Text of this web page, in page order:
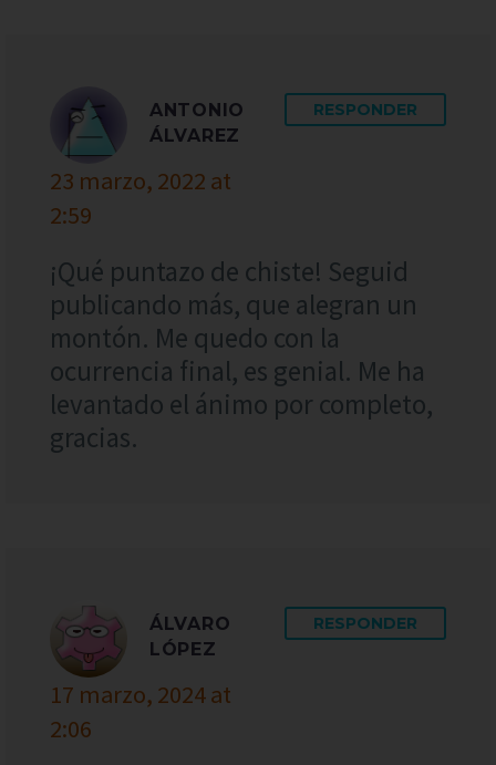
ANTONIO
ÁLVAREZ
23 marzo, 2022 at
2:59
RESPONDER
¡Qué puntazo de chiste! Seguid
publicando más, que alegran un
montón. Me quedo con la
ocurrencia final, es genial. Me ha
levantado el ánimo por completo,
gracias.
ÁLVARO
LÓPEZ
17 marzo, 2024 at
2:06
RESPONDER